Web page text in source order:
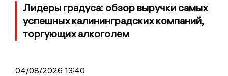
Лидеры градуса: обзор выручки самых
успешных калининградских компаний,
торгующих алкоголем
04/08/2026 13:40